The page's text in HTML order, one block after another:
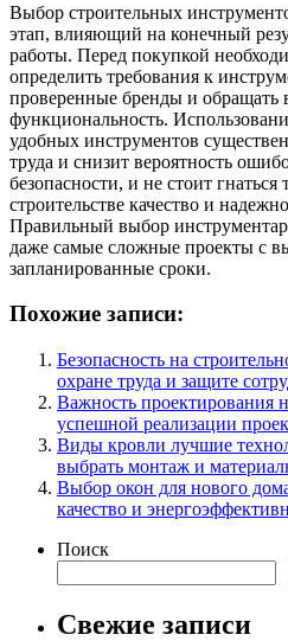
Выбор строительных
этап, влияющий на конечный
работы. Перед покупкой
определить требования к
проверенные бренды и обращать
функциональность.
удобных инструментов
труда и снизит вероятность
безопасности, и не стоит
строительстве качество и
Правильный выбор
даже самые сложные проекты с
запланированные сроки.
Похожие записи:
Безопасность на
охране труда и защите
Важность проектирования
успешной реализации
Виды кровли лучшие
выбрать монтаж и
Выбор окон для нового
качество и
Поиск
Свежие записи